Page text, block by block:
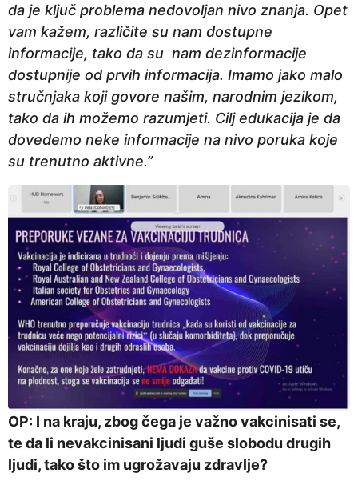
da je ključ problema nedovoljan nivo znanja. Opet
vam kažem, različite su nam dostupne
informacije, tako da su nam dezinformacije
dostupnije od prvih informacija. Imamo jako malo
stručnjaka koji govore našim, narodnim jezikom,
tako da ih možemo razumjeti. Cilj edukacija je da
dovedemo neke informacije na nivo poruka koje
su trenutno aktivne.”
OP: I na kraju, zbog čega je važno vakcinisati se,
te da li nevakcinisani ljudi guše slobodu drugih
ljudi, tako što im ugrožavaju zdravlje?